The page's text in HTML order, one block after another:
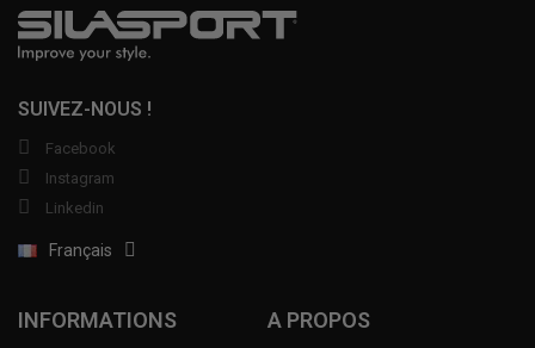
SUIVEZ-NOUS !
Facebook
Instagram
Linkedin
Français
INFORMATIONS A PROPOS